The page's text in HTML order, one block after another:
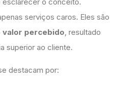
serviços caros. Eles são
valor percebido , resultado
superior ao cliente.
destacam por: